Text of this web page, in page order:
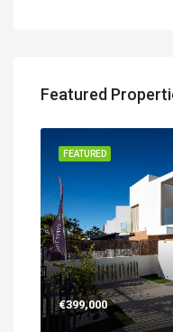
Featured
FEATURED
€399,000